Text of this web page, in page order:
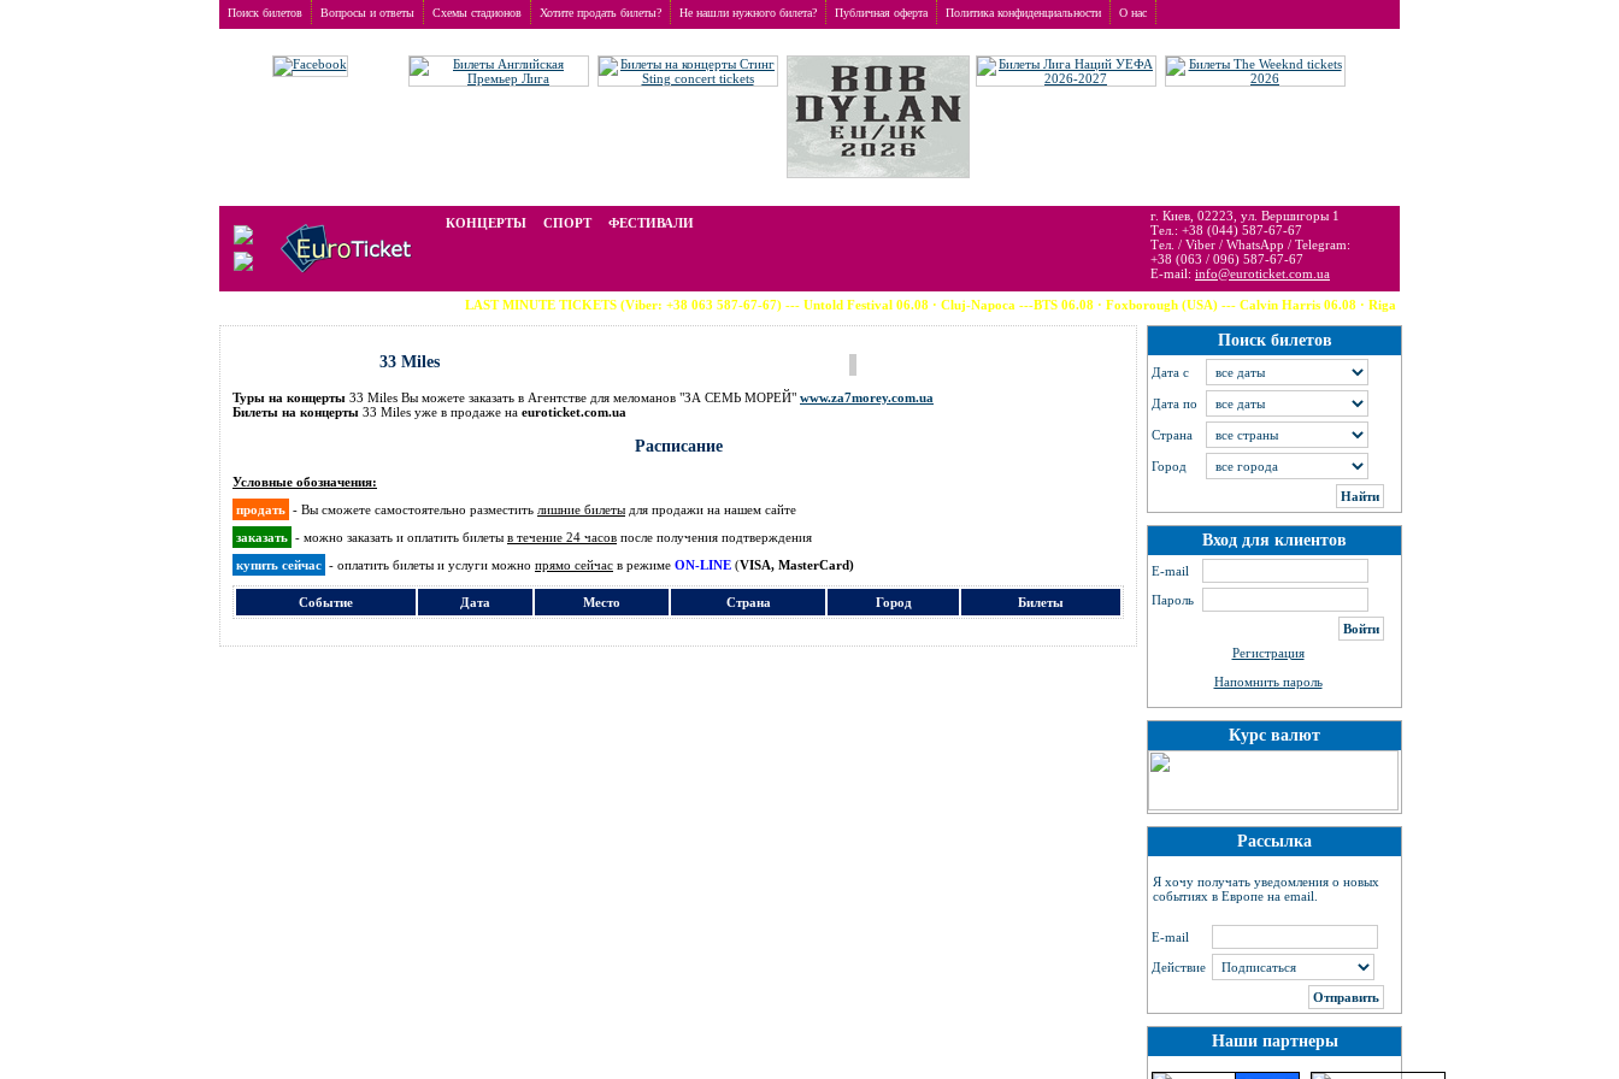
Поиск билетов Вопросы и ответы Схемы стадионов Хотите продать билеты? Не нашли нужного билета? Публичная оферта Политика конфиденциальности О нас
КОНЦЕРТЫ СПОРТ ФЕСТИВАЛИ
г. Киев, 02223, ул. Вершигоры 1
Тел.: +38 (044) 587-67-67
Тел. / Viber / WhatsApp / Telegram:
+38 (063 / 096) 587-67-67
E-mail: info@euroticket.com.ua
LAST MINUTE TICKETS (Viber: +38 063 587-67-67) --- Untold Festival 06.08 · Cluj-Napoca ---BTS 06.08 · Foxborough (USA) --- Calvin Harris 06.08 · Riga --- Judas Priest 06.08 · Neu-
33 Miles
Туры на концерты 33 Miles Вы можете заказать в Агентстве для меломанов "ЗА СЕМЬ МОРЕЙ" www.za7morey.com.ua
Билеты на концерты 33 Miles уже в продаже на euroticket.com.ua
Расписание
Условные обозначения:
продать - Вы сможете самостоятельно разместить лишние билеты для продажи на нашем сайте
заказать - можно заказать и оплатить билеты в течение 24 часов после получения подтверждения
купить сейчас - оплатить билеты и услуги можно прямо сейчас в режиме ON-LINE (VISA, MasterCard)
Событие Дата Место Страна Город Билеты
Поиск билетов
Дата c
Дата по
Страна
Город
Вход для клиентов
E-mail
Пароль
Регистрация
Напомнить пароль
Курс валют
Рассылка
Я хочу получать уведомления о новых
событиях в Европе на email.
E-mail
Действие
Наши партнеры